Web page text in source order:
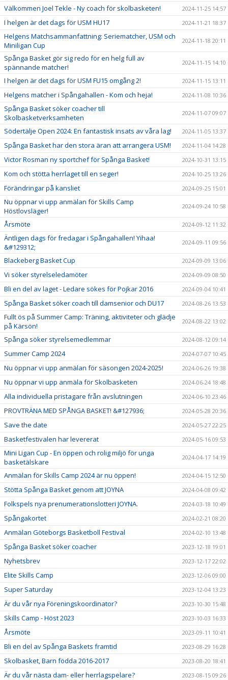
Välkommen Joel Tekle - Ny coach för skolbasketen! 2024-11-25 14:57
I helgen är det dags för USM HU17 2024-11-21 18:37
Helgens Matchsammanfattning: Seriematcher, USM och
Miniligan Cup
2024-11-18 20:11
Spånga Basket gör sig redo för en helg full av
spännande matcher!
2024-11-15 14:10
I helgen är det dags för USM FU15 omgång 2! 2024-11-15 13:11
Helgens matcher i Spångahallen - Kom och heja! 2024-11-08 10:36
Spånga Basket söker coacher till
Skolbasketverksamheten
2024-11-07 09:07
Södertälje Open 2024: En fantastisk insats av våra lag! 2024-11-05 13:37
Spånga Basket har den stora äran att arrangera USM! 2024-11-04 14:28
Victor Rosman ny sportchef för Spånga Basket! 2024-10-31 13:15
Kom och stötta herrlaget till en seger! 2024-10-25 13:26
Förändringar på kansliet 2024-09-25 15:01
Nu öppnar vi upp anmälan för Skills Camp
Höstlovsläger!
2024-09-24 10:58
Årsmöte 2024-09-12 11:32
Äntligen dags för fredagar i Spångahallen! Yihaa!
&#129312;
2024-09-11 09:56
Blackeberg Basket Cup 2024-09-09 13:06
Vi söker styrelseledamöter 2024-09-09 08:50
Bli en del av laget - Ledare sökes för Pojkar 2016 2024-09-04 10:41
Spånga Basket söker coach till damsenior och DU17 2024-08-26 13:53
Fullt ös på Summer Camp: Träning, aktiviteter och glädje
på Kärsön!
2024-08-22 13:02
Spånga söker styrelsemedlemmar 2024-08-12 09:14
Summer Camp 2024 2024-07-07 10:45
Nu öppnar vi upp anmälan för säsongen 2024-2025! 2024-06-26 19:38
Nu öppnar vi upp anmäla för Skolbasketen 2024-06-24 18:48
Alla individuella pristagare från avslutningen 2024-06-10 23:46
PROVTRÄNA MED SPÅNGA BASKET! &#127936; 2024-05-28 20:36
Save the date 2024-05-27 22:25
Basketfestivalen har levererat 2024-05-16 09:53
Mini Ligan Cup - En öppen och rolig miljö för unga
basketälskare
2024-04-17 14:19
Anmälan för Skills Camp 2024 är nu öppen! 2024-04-15 12:50
Stötta Spånga Basket genom att JOYNA 2024-04-08 09:42
Folkspels nya prenumerationslotteri JOYNA. 2024-03-18 10:49
Spångakortet 2024-02-21 08:20
Anmälan Göteborgs Basketboll Festival 2024-02-10 13:48
Spånga Basket söker coacher 2023-12-18 19:01
Nyhetsbrev 2023-12-17 22:02
Elite Skills Camp 2023-12-06 09:00
Super Saturday 2023-12-04 13:23
Är du vår nya Föreningskoordinator? 2023-10-30 15:48
Skills Camp - Höst 2023 2023-10-03 16:33
Årsmöte 2023-09-11 10:41
Bli en del av Spånga Baskets framtid 2023-08-29 16:28
Skolbasket, Barn födda 2016-2017 2023-08-20 18:41
Är du vår nästa dam- eller herrlagspelare? 2023-08-15 09:26